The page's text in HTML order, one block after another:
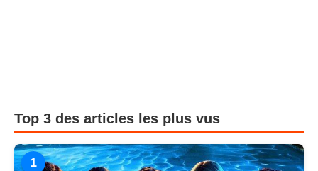
Top 3 des articles les plus vus
1